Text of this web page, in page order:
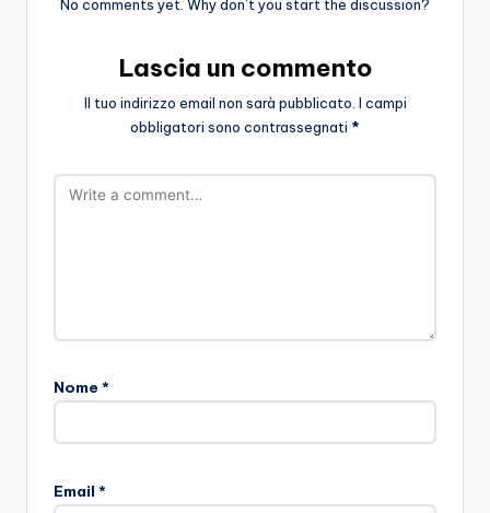
No comments yet. Why don’t you start the discussion?
Lascia un commento
Il tuo indirizzo email non sarà pubblicato. I campi
obbligatori sono contrassegnati *
Nome *
Email *